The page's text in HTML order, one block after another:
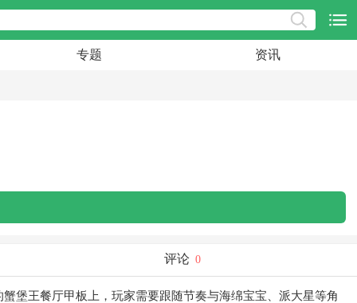
专题 资讯
评论 0
堡王餐厅甲板上，玩家需要跟随节奏与海绵宝宝、派大星等角